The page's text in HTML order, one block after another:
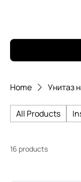
Home Унитаз
All Products
16 products